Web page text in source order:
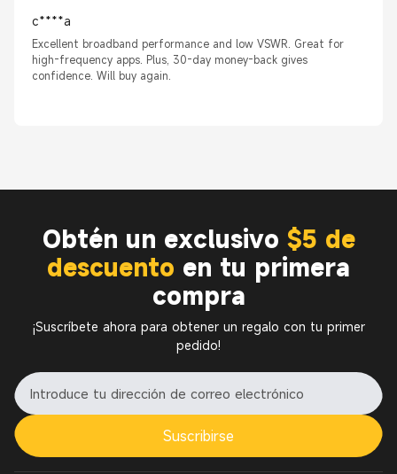
c****a
Excellent broadband performance and low VSWR. Great for
high-frequency apps. Plus, 30-day money-back gives
confidence. Will buy again.
Obtén un exclusivo $5 de
descuento en tu primera
compra
¡Suscríbete ahora para obtener un regalo con tu primer
pedido!
Suscribirse